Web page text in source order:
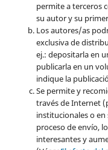
permite a terceros
su autor y su
Los autores/as
exclusiva de
ej.: depositarla en
publicarla en un
indique la
Se permite y
través de Internet
institucionales o
proceso de envío,
interesantes y